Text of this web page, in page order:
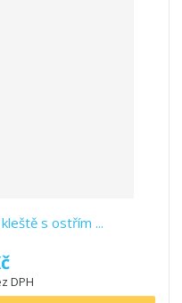
s ostřím ...
DPH